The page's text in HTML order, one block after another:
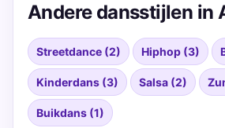
Andere dansstijlen in
Streetdance (2) Hiphop (3)
Kinderdans (3) Salsa (2)
Buikdans (1)